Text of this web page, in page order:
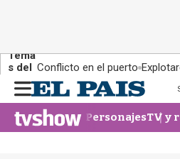
Tema
s del
día:
Conflicto en el puerto
n
u
PersonajesTV y